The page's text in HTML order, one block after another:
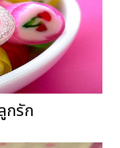
กรัก